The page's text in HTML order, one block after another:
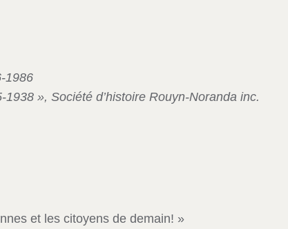
1986
», Société d’histoire Rouyn-Noranda inc.
et les citoyens de demain! »